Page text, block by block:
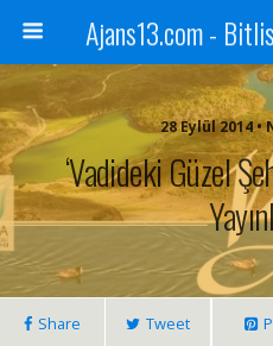
28 Eylül 2014 •
‘Vadideki Güzel
Share Tweet